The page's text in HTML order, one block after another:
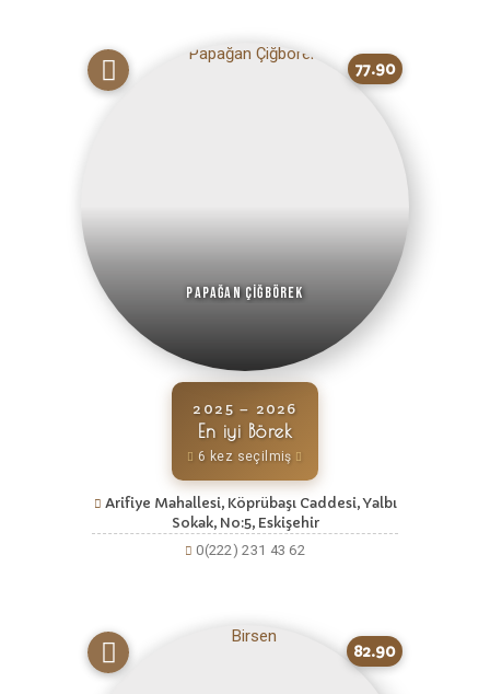
77.90
Papağan Çiğbörek
2025 – 2026
En iyi Börek
6 kez seçilmiş
Arifiye Mahallesi, Köprübaşı Caddesi, Yalbı
Sokak, No:5, Eskişehir
0(222) 231 43 62
82.90